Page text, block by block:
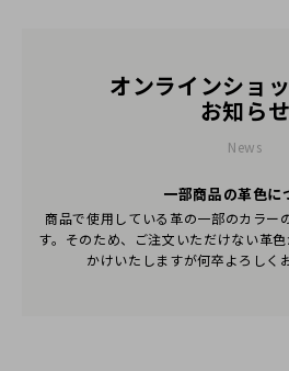
てくれてとてもありがとうございま
し、高級なカードのケースなので、
ソルドアウト女性用のバックも購入
2017/03/28 11:02:01
レビューのご投稿ありがとうございま
オンラインショ
お知らせ
News
一部商品の革色に
商品で使用している革の一部のカラー
す。そのため、ご注文いただけない革
かけいたしますが何卒よろしく